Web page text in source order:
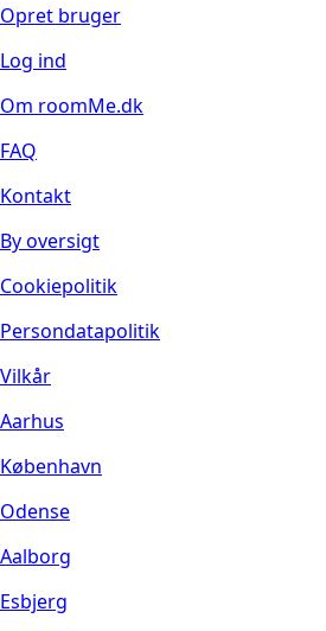
Opret bruger
Log ind
Om roomMe.dk
FAQ
Kontakt
By oversigt
Cookiepolitik
Persondatapolitik
Vilkår
Aarhus
København
Odense
Aalborg
Esbjerg